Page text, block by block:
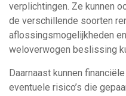
verplichtingen. Ze kunnen
de verschillende soorten
aflossingsmogelijkheden
weloverwogen beslissing
Daarnaast kunnen
eventuele risico’s die